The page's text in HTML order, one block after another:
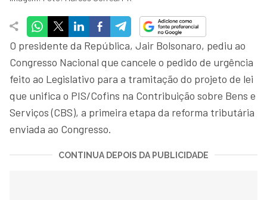
O presidente da República, Jair Bolsonaro, pediu ao
Congresso Nacional que cancele o pedido de urgência
feito ao Legislativo para a tramitação do projeto de lei
que unifica o PIS/Cofins na Contribuição sobre Bens e
Serviços (CBS), a primeira etapa da reforma tributária
enviada ao Congresso.
CONTINUA DEPOIS DA PUBLICIDADE